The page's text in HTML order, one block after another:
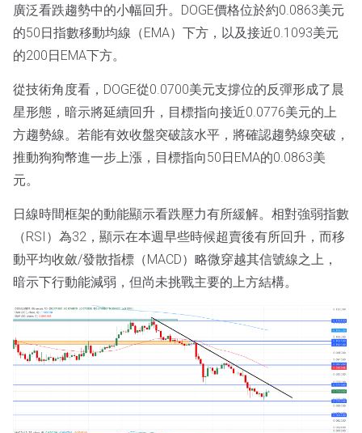
廣泛看跌趨勢中的小幅回升。DOGE價格位於約0.0863美元
的50日指數移動均線（EMA）下方，以及接近0.1093美元
的200日EMA下方。
從技術角度看，DOGE從0.0700美元支撐位的反彈形成了晨
星形態，暗示將延續回升，目標指向接近0.0776美元的上
方趨勢線。若能有效收盤突破該水平，將確認趨勢線突破，
推動狗狗幣進一步上漲，目標指向50日EMA的0.0863美
元。
日線時間框架的動能顯示看跌壓力有所緩解。相對強弱指數
（RSI）為32，顯示在本週早些時候超賣後有所回升，而移
動平均收斂/發散指標（MACD）略微穿越其信號線之上，
暗示下行動能減弱，但尚未挑戰主要的上方結構。